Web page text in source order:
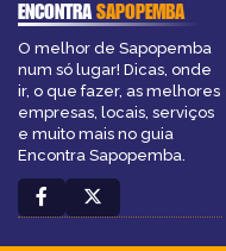
ENCONTRASAPOPEMBA
O melhor de Sapopemba
num só lugar! Dicas, onde
ir, o que fazer, as melhores
empresas, locais, serviços
e muito mais no guia
Encontra Sapopemba.